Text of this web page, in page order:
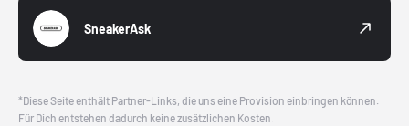
SneakerAsk
*Diese Seite enthält Partner-Links, die uns eine Provision einbringen können.
Für Dich entstehen dadurch keine zusätzlichen Kosten.